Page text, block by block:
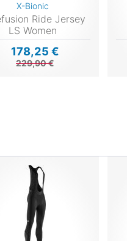
X-Bionic
Ride Jersey
LS Women
178,25 €
229,90 €